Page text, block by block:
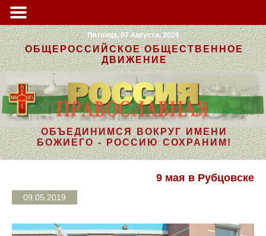
Пятница, 07 Августа, 2026
ОБЩЕРОССИЙСКОЕ ОБЩЕСТВЕННОЕ
ДВИЖЕНИЕ
ОБЪЕДИНИМСЯ ВОКРУГ ИМЕНИ
БОЖИЕГО - РОССИЮ СОХРАНИМ!
9 мая в Рубцовске
09.05.2019